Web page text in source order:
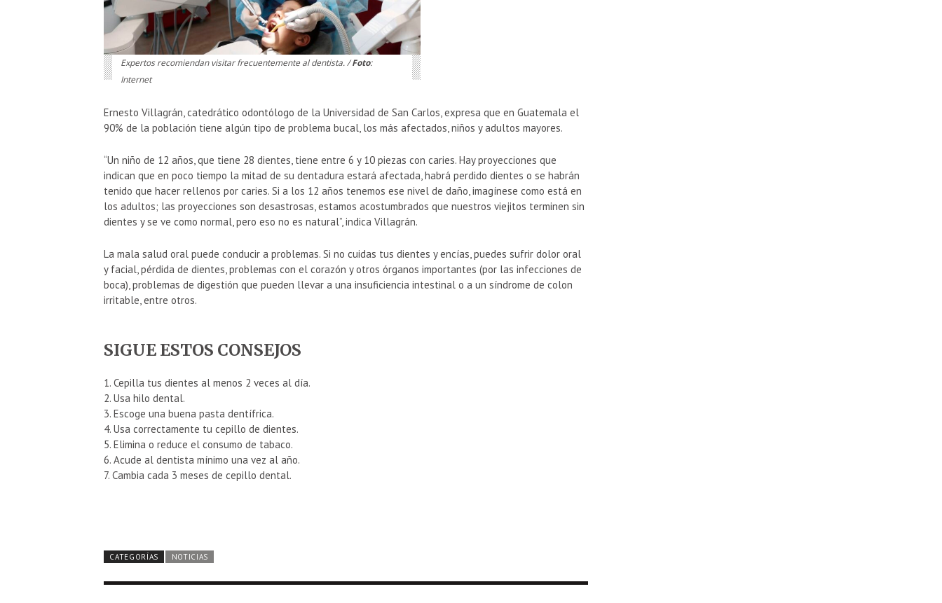
Expertos recomiendan visitar frecuentemente al dentista. /Foto:
Internet
Ernesto Villagrán, catedrático odontólogo de la Universidad de San Carlos, expresa que en Guatemala el
90% de la población tiene algún tipo de problema bucal, los más afectados, niños y adultos mayores.
“Un niño de 12 años, que tiene 28 dientes, tiene entre 6 y 10 piezas con caries. Hay proyecciones que
indican que en poco tiempo la mitad de su dentadura estará afectada, habrá perdido dientes o se habrán
tenido que hacer rellenos por caries. Si a los 12 años tenemos ese nivel de daño, imagínese como está en
los adultos; las proyecciones son desastrosas, estamos acostumbrados que nuestros viejitos terminen sin
dientes y se ve como normal, pero eso no es natural”, indica Villagrán.
La mala salud oral puede conducir a problemas. Si no cuidas tus dientes y encías, puedes sufrir dolor oral
y facial, pérdida de dientes, problemas con el corazón y otros órganos importantes (por las infecciones de
boca), problemas de digestión que pueden llevar a una insuficiencia intestinal o a un síndrome de colon
irritable, entre otros.
SIGUE ESTOS CONSEJOS
1. Cepilla tus dientes al menos 2 veces al día.
2. Usa hilo dental.
3. Escoge una buena pasta dentífrica.
4. Usa correctamente tu cepillo de dientes.
5. Elimina o reduce el consumo de tabaco.
6. Acude al dentista mínimo una vez al año.
7. Cambia cada 3 meses de cepillo dental.
CATEGORÍAS NOTICIAS